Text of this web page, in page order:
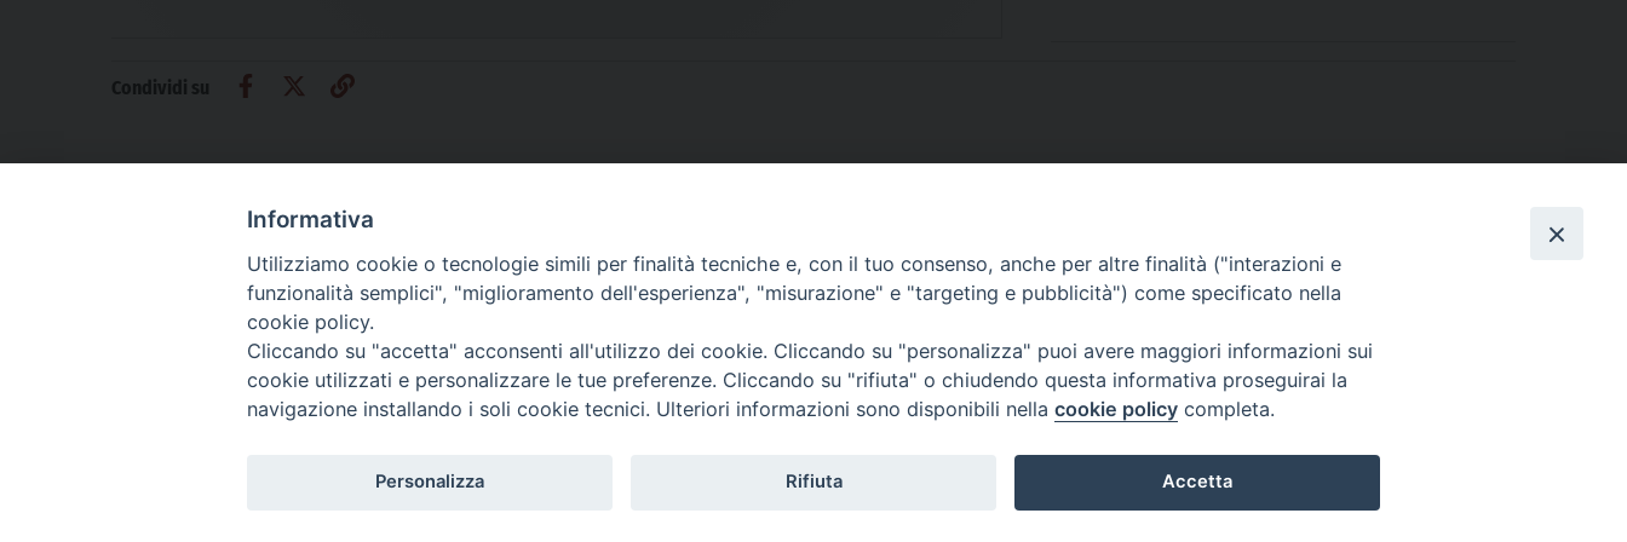
Condividi su
AMMINISTRAZIONE TRASPARENTE SCRIVICI
La Difesa del Popolo percepisce i contributi pubblici all'editoria.
La Difesa del Popolo è una testata registrata presso il Tribunale di Padova decreto del 15 giugno 1950 al n. 37 del registro periodici.
Informativa
Utilizziamo cookie o tecnologie simili per finalità tecniche e, con il tuo consenso, anche per altre finalità ("interazioni e
funzionalità semplici", "miglioramento dell'esperienza", "misurazione" e "targeting e pubblicità") come specificato nella
cookie policy.
Cliccando su "accetta" acconsenti all'utilizzo dei cookie. Cliccando su "personalizza" puoi avere maggiori informazioni sui
cookie utilizzati e personalizzare le tue preferenze. Cliccando su "rifiuta" o chiudendo questa informativa proseguirai la
navigazione installando i soli cookie tecnici. Ulteriori informazioni sono disponibili nella cookie policy completa.
Personalizza Rifiuta Accetta